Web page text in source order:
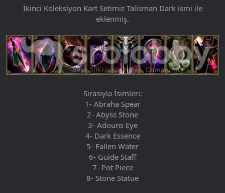
İkinci Koleksiyon Kart Setimiz Talisman Dark ismi ile
eklenmiş.
Sırasıyla İsimleri:
1- Abraha Spear
2- Abyss Stone
3- Adouns Eye
4- Dark Essence
5- Fallen Water
6- Guide Staff
7- Pot Piece
8- Stone Statue